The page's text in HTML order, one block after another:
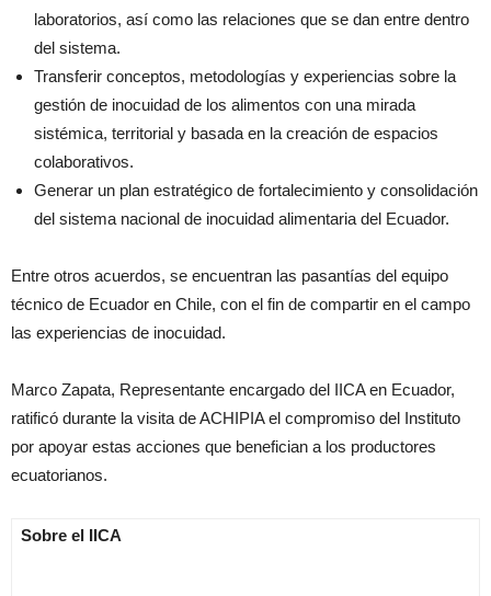
laboratorios, así como las relaciones que se dan entre dentro
del sistema.
Transferir conceptos, metodologías y experiencias sobre la
gestión de inocuidad de los alimentos con una mirada
sistémica, territorial y basada en la creación de espacios
colaborativos.
Generar un plan estratégico de fortalecimiento y consolidación
del sistema nacional de inocuidad alimentaria del Ecuador.
Entre otros acuerdos, se encuentran las pasantías del equipo
técnico de Ecuador en Chile, con el fin de compartir en el campo
las experiencias de inocuidad.
Marco Zapata, Representante encargado del IICA en Ecuador,
ratificó durante la visita de ACHIPIA el compromiso del Instituto
por apoyar estas acciones que benefician a los productores
ecuatorianos.
Sobre el IICA